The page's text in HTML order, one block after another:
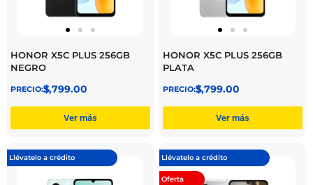
HONOR X5C PLUS 256GB
NEGRO
$
3,799.00
Ver más
HONOR X5C PLUS 256GB
PLATA
$
3,799.00
Ver más
Llévatelo a crédito Llévatelo a crédito
Oferta